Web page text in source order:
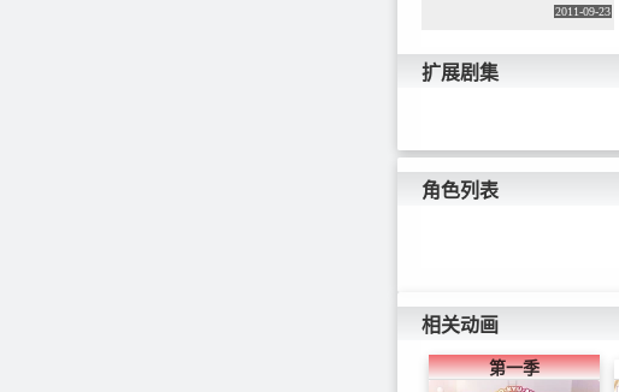
2011-09-23
扩展剧集
角色列表
相关动画
第一季